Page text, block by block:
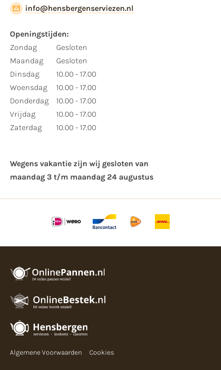
info@hensbergenserviezen.nl
Openingstijden:
Zondag
Maandag
Dinsdag
Woensdag
Donderdag
Vrijdag
Zaterdag
Gesloten
Gesloten
10.00 - 17.00
10.00 - 17.00
10.00 - 17.00
10.00 - 17.00
10.00 - 17.00
Wegens vakantie zijn wij gesloten van ​
maandag 3 t/m maandag 24 augustus
Algemene Voorwaarden Cookies